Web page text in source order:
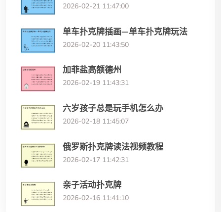
2026-02-21 11:47:00
单车扑克牌插画—单车扑克牌玩法
2026-02-20 11:43:50
加菲盐高额德州
2026-02-19 11:43:31
六岁孩子总是玩手机怎么办
2026-02-18 11:45:07
俄罗斯扑克牌读法视频教程
2026-02-17 11:42:31
亲子活动扑克牌
2026-02-16 11:41:10